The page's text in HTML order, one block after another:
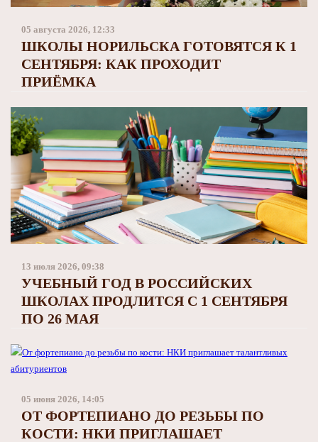
Заполярный театр драмы
05 августа 2026, 12:33
ШКОЛЫ НОРИЛЬСКА ГОТОВЯТСЯ К 1
СЕНТЯБРЯ: КАК ПРОХОДИТ
ПРИЁМКА
13 июля 2026, 09:38
УЧЕБНЫЙ ГОД В РОССИЙСКИХ
ШКОЛАХ ПРОДЛИТСЯ С 1 СЕНТЯБРЯ
ПО 26 МАЯ
05 июня 2026, 14:05
ОТ ФОРТЕПИАНО ДО РЕЗЬБЫ ПО
КОСТИ: НКИ ПРИГЛАШАЕТ